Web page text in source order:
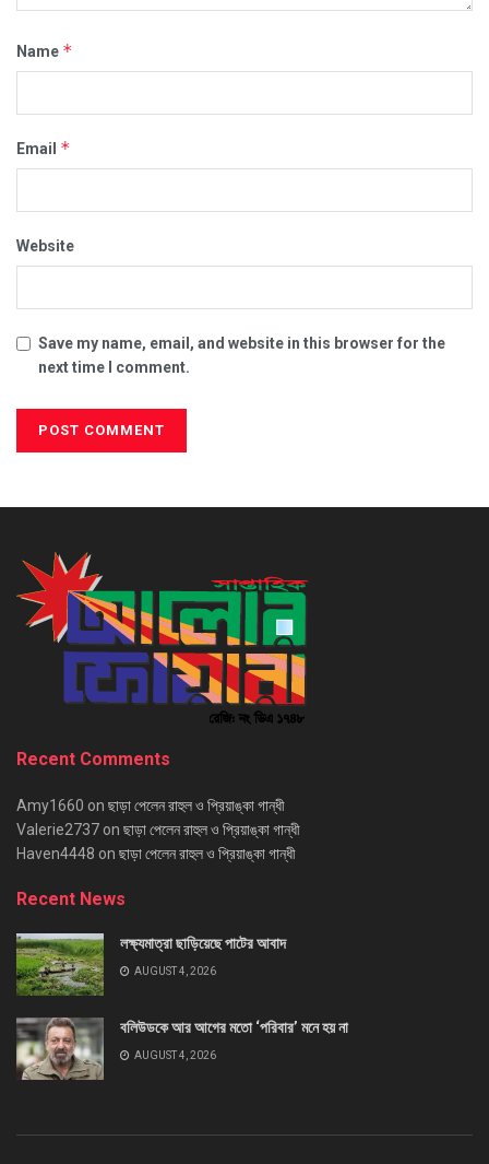
Name *
Email *
Website
Save my name, email, and website in this browser for the
next time I comment.
Recent Comments
Amy1660 on ছাড়া পেলেন রাহুল ও প্রিয়াঙ্কা গান্ধী
Valerie2737 on ছাড়া পেলেন রাহুল ও প্রিয়াঙ্কা গান্ধী
Haven4448 on ছাড়া পেলেন রাহুল ও প্রিয়াঙ্কা গান্ধী
Recent News
লক্ষ্যমাত্রা ছাড়িয়েছে পাটের আবাদ
AUGUST 4, 2026
বলিউডকে আর আগের মতো ‘পরিবার’ মনে হয় না
AUGUST 4, 2026